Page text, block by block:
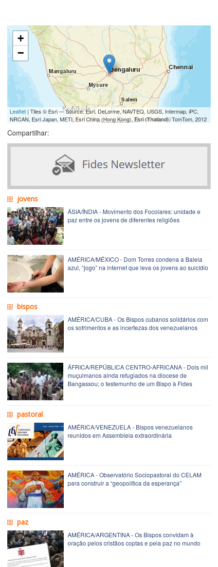
+
−
Leaflet | Tiles © Esri — Source: Esri, DeLorme, NAVTEQ, USGS, Intermap, iPC,
NRCAN, Esri Japan, METI, Esri China (Hong Kong), Esri (Thailand), TomTom, 2012
Compartilhar:
jovens
ÁSIA/ÍNDIA - Movimento dos Focolares: unidade e
paz entre os jovens de diferentes religiões
AMÉRICA/MÉXICO - Dom Torres condena a Baleia
azul, “jogo” na internet que leva os jovens ao suicídio
bispos
AMÉRICA/CUBA - Os Bispos cubanos solidários com
os sofrimentos e as incertezas dos venezuelanos
ÁFRICA/REPÚBLICA CENTRO-AFRICANA - Dois mil
muçulmanos ainda refugiados na diocese de
Bangassou; o testemunho de um Bispo à Fides
pastoral
AMÉRICA/VENEZUELA - Bispos venezuelanos
reunidos em Assembleia extraordinária
AMÉRICA - Observatório Sociopastoral do CELAM
para construir a “geopolítica da esperança”
paz
AMÉRICA/ARGENTINA - Os Bispos convidam à
oração pelos cristãos coptas e pela paz no mundo